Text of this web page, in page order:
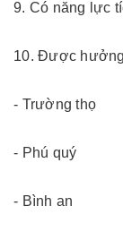
9. Có năng lực
10. Được
- Trường thọ
- Phú quý
- Bình an